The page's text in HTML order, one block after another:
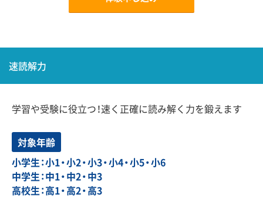
速読解力
学習や受験に役立つ！速く正確に読み解く力を鍛えます
対象年齢
小学生：小1・小2・小3・小4・小5・小6
中学生：中1・中2・中3
高校生：高1・高2・高3